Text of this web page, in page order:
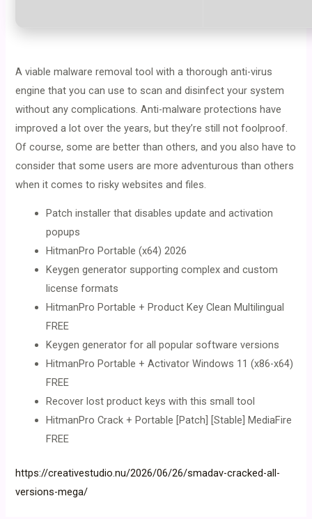
A viable malware removal tool with a thorough anti-virus
engine that you can use to scan and disinfect your system
without any complications. Anti-malware protections have
improved a lot over the years, but they’re still not foolproof.
Of course, some are better than others, and you also have to
consider that some users are more adventurous than others
when it comes to risky websites and files.
Patch installer that disables update and activation
popups
HitmanPro Portable (x64) 2026
Keygen generator supporting complex and custom
license formats
HitmanPro Portable + Product Key Clean Multilingual
FREE
Keygen generator for all popular software versions
HitmanPro Portable + Activator Windows 11 (x86-x64)
FREE
Recover lost product keys with this small tool
HitmanPro Crack + Portable [Patch] [Stable] MediaFire
FREE
https://creativestudio.nu/2026/06/26/smadav-cracked-all-
versions-mega/